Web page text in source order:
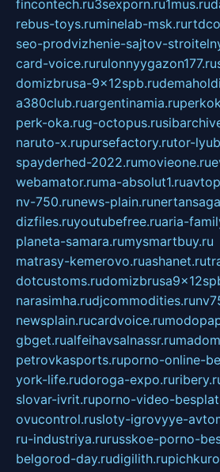
fincontech.ru3sexporn.ru1mus.ru
rebus-toys.ruminelab-msk.ru
seo-prodvizhenie-sajtov-
card-voice.rurulonnyygazon177.ru
domizbrusa-9x12spb.ru
a380club.ruargentinamia.ru
perk-oka.rug-octopus.ru
naruto-x.rupursefactory.rutor-
spayderhed-2022.rumovieone.ru
webamator.ruma-absolut1.ru
nv-750.runews-plain.ru
dizfiles.ruyoutubefree.ruaria-
planeta-samara.rumysmartbuy.ru
matrasy-kemerovo.ruashanet.ru
dotcustoms.ru
narasimha.rudjcommodities.ru
newsplain.rucardvoice.ru
gbget.rualfeihavsalnassr.ru
petrovkasports.ruporno-online-
york-life.rudoroga-expo.ru
slovar-ivrit.ruporno-video-
ovucontrol.rusloty-igrovyye-
ru-industriya.rurusskoe-porno-
belgorod-day.rudigilith.ru